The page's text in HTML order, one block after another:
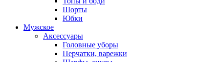
Шорты
Юбки
Мужское
Аксессуары
Головные уборы
Перчатки, варежки